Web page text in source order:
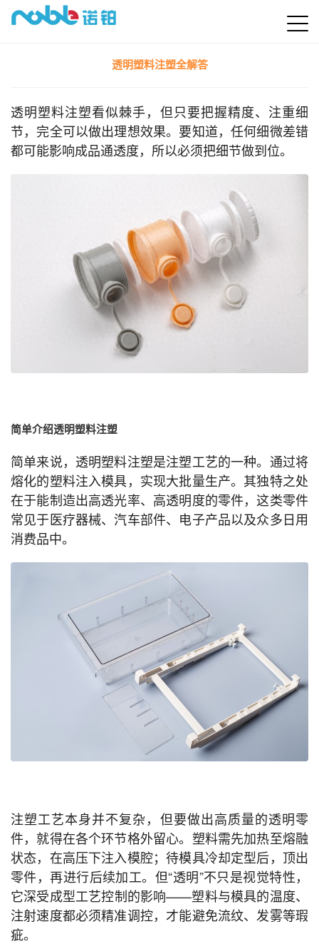
透明塑料注塑全解答
透明塑料注塑看似棘手，但只要把握精度、注重细
节，完全可以做出理想效果。要知道，任何细微差错
都可能影响成品通透度，所以必须把细节做到位。
简单介绍透明塑料注塑
简单来说，透明塑料注塑是注塑工艺的一种。通过将
熔化的塑料注入模具，实现大批量生产。其独特之处
在于能制造出高透光率、高透明度的零件，这类零件
常见于医疗器械、汽车部件、电子产品以及众多日用
消费品中。
注塑工艺本身并不复杂，但要做出高质量的透明零
件，就得在各个环节格外留心。塑料需先加热至熔融
状态，在高压下注入模腔；待模具冷却定型后，顶出
零件，再进行后续加工。但“透明”不只是视觉特性，
它深受成型工艺控制的影响——塑料与模具的温度、
注射速度都必须精准调控，才能避免流纹、发雾等瑕
疵。